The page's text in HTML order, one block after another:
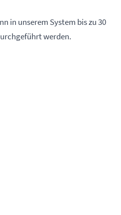
in unserem System bis zu 30
werden.